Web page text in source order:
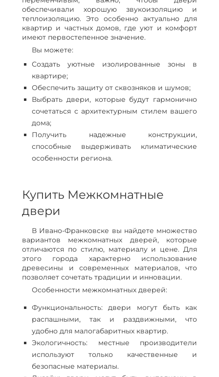
обеспечивали хорошую звукоизоляцию и
теплоизоляцию. Это особенно актуально для
квартир и частных домов, где уют и комфорт
имеют первостепенное значение.
Вы можете:
Создать уютные изолированные зоны в
квартире;
Обеспечить защиту от сквозняков и шумов;
Выбрать двери, которые будут гармонично
сочетаться с архитектурным стилем вашего
дома;
Получить надежные конструкции,
способные выдерживать климатические
особенности региона.
Купить Межкомнатные
двери
В Ивано-Франковске вы найдете множество
вариантов межкомнатных дверей, которые
отличаются по стилю, материалу и цене. Для
этого города характерно использование
древесины и современных материалов, что
позволяет сочетать традиции и инновации.
Особенности межкомнатных дверей:
Функциональность: двери могут быть как
распашными, так и раздвижными, что
удобно для малогабаритных квартир.
Экологичность: местные производители
используют только качественные и
безопасные материалы.